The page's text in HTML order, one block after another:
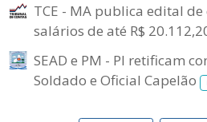
TCE - MA publica edital
salários de até R$
SEAD e PM - PI retificam
Soldado e Oficial Capelão